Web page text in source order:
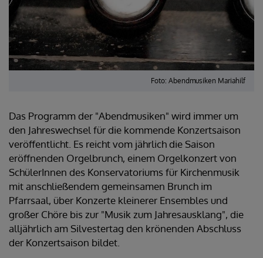
Foto: Abendmusiken Mariahilf
Das Programm der "Abendmusiken" wird immer um
den Jahreswechsel für die kommende Konzertsaison
veröffentlicht. Es reicht vom jährlich die Saison
eröffnenden Orgelbrunch, einem Orgelkonzert von
SchülerInnen des Konservatoriums für Kirchenmusik
mit anschließendem gemeinsamen Brunch im
Pfarrsaal, über Konzerte kleinerer Ensembles und
großer Chöre bis zur "Musik zum Jahresausklang", die
alljährlich am Silvestertag den krönenden Abschluss
der Konzertsaison bildet.